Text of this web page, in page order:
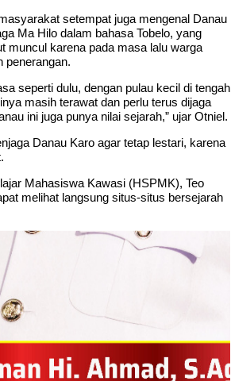
setempat juga mengenal Danau
Ma Hilo dalam bahasa Tobelo, yang
muncul karena pada masa lalu warga
penerangan.
seperti dulu, dengan pulau kecil di tengah
masih terawat dan perlu terus dijaga
ini juga punya nilai sejarah,” ujar Otniel.
Danau Karo agar tetap lestari, karena
Mahasiswa Kawasi (HSPMK), Teo
melihat langsung situs-situs bersejarah